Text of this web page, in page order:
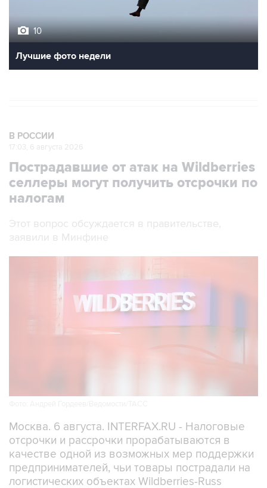
10
Лучшие фото недели
В РОССИИ
17:03, 6 августа 2026
Пострадавшие от атак на Wildberries
селлеры могут получить отсрочки по
налогам
Этот вопрос обсуждается в правительстве,
заявили в Минфине
Москва. 6 августа. INTERFAX.RU - Налоговые
отсрочки и рассрочки прорабатываются в
качестве одной из возможных мер поддержки
предпринимателей, чьи товары пострадали на
логистических объектах Wildberries-Russ